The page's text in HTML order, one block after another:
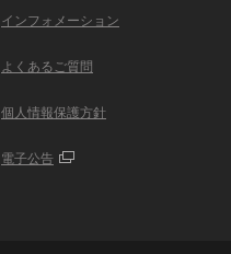
インフォメーション
よくあるご質問
個人情報保護方針
電子公告